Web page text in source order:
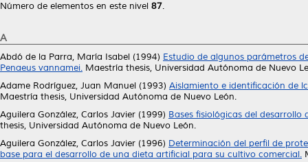
Número de elementos en este nivel 87.
A
Abdó de la Parra, María Isabel (1994) Estudio de algunos parámetros
Penaeus vannamei. Maestría thesis, Universidad Autónoma de Nuevo
Adame Rodríguez, Juan Manuel (1993) Aislamiento e identificación de
Maestría thesis, Universidad Autónoma de Nuevo León.
Aguilera González, Carlos Javier (1999) Bases fisiológicas del
thesis, Universidad Autónoma de Nuevo León.
Aguilera González, Carlos Javier (1996) Determinación del perfil de
base para el desarrollo de una dieta artificial para su cultivo comercial.